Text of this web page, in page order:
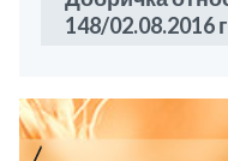
148/02.08.2016